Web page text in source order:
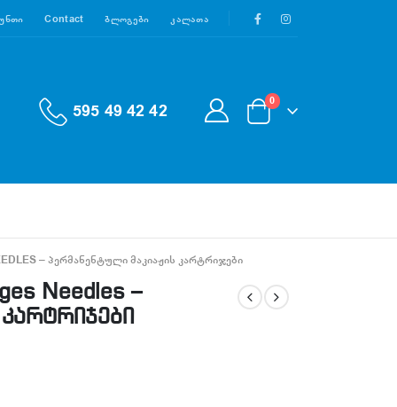
Contact Ბლოგები Კალათა
595 49 42 42 0
– ᲞᲔᲠᲛᲐᲜᲔᲜᲢᲣᲚᲘ ᲛᲐᲙᲘᲐᲟᲘᲡ ᲙᲐᲠᲢᲠᲘᲯᲔᲑᲘ
Needles –